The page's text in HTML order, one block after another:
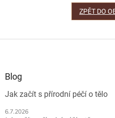
ZPĚT DO
Blog
Jak začít s přírodní péčí o tělo
6.7.2026